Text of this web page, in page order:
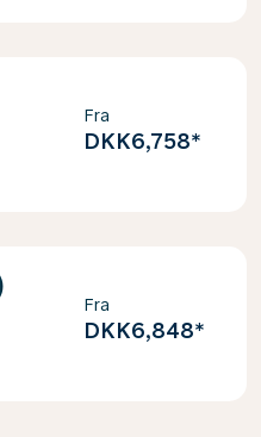
Fra
DKK6,758*
Fra
DKK6,848*